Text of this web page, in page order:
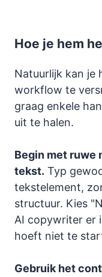
Hoe je hem
Natuurlijk kan je
workflow te
graag enkele
uit te halen.
Begin met ruwe
tekst. Typ
tekstelement,
structuur. Kies
AI copywriter er
hoeft niet te
Gebruik het